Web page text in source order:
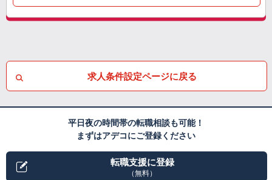
求人条件設定ページに戻る
平日夜の時間帯の転職相談も可能！
まずはアデコにご登録ください
転職支援に登録
（無料）